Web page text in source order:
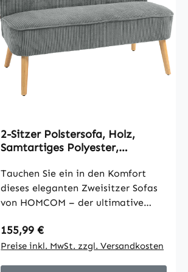
2-Sitzer Polstersofa, Holz,
Samtartiges Polyester,
cm, Grau
Tauchen Sie ein in den Komfort
dieses eleganten Zweisitzer Sofas
von HOMCOM – der ultimative
entspannte Drinks mit Freunden.
Dieses kompakte Sofa mit
Regulärer Preis:
155,99 €
Preise inkl. MwSt. zzgl. Versandkosten